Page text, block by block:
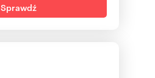
Sprawdź